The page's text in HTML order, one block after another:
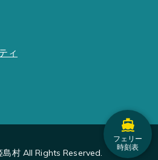
フェリー
時刻表
ィ
村 All Rights Reserved.